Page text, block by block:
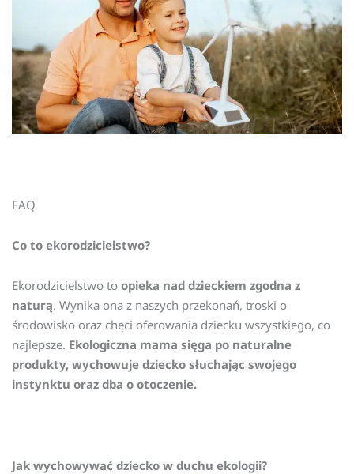
FAQ
Co to ekorodzicielstwo?
Ekorodzicielstwo to opieka nad dzieckiem zgodna z
naturą. Wynika ona z naszych przekonań, troski o
środowisko oraz chęci oferowania dziecku wszystkiego, co
najlepsze. Ekologiczna mama sięga po naturalne
produkty, wychowuje dziecko słuchając swojego
instynktu oraz dba o otoczenie.
Jak wychowywać dziecko w duchu ekologii?